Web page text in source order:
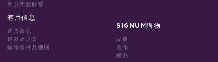
常見問題解答
有用信息
送貨資訊
退款及退貨
購物條件及細則
SIGNUM購物
品牌
龐物
綴品